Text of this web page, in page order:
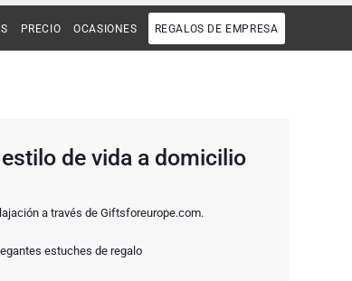
PRECIO OCASIONES REGALOS DE EMPRESA
de vida a domicilio
a través de Giftsforeurope.com.
estuches de regalo